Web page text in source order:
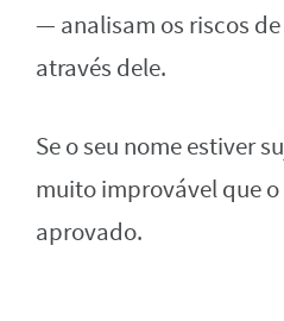
— analisam os riscos
através dele.
Se o seu nome estiver
muito improvável que
aprovado.